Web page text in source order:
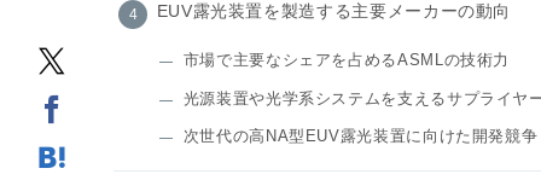
EUV露光装置を製造する主要メーカーの動向
市場で主要なシェアを占めるASMLの技術力
光源装置や光学系システムを支えるサプライヤ
次世代の高NA型EUV露光装置に向けた開発競争